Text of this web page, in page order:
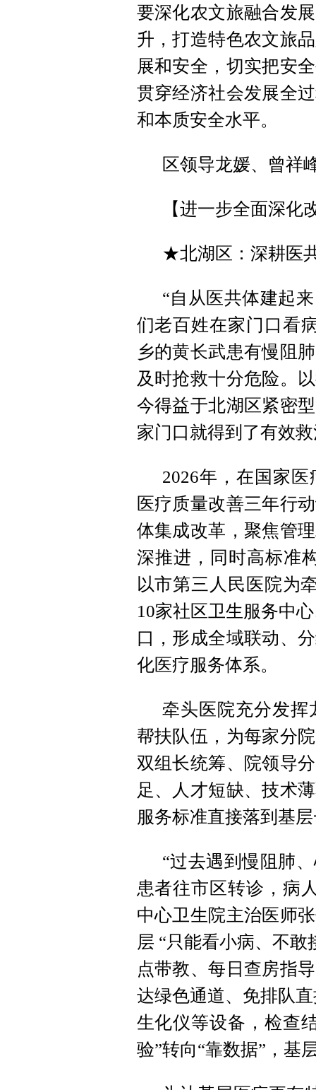
要深化农文旅融合发
升，打造特色农文旅
展和安全，切实把安
贯穿经济社会发展全
和本质安全水平。
区领导龙媛、曾祥
【进一步全面深化
★北湖区：深耕医
“自从医共体建起
们老百姓在家门口看
乡的黄长武患有慢阻
及时抢救十分危险。
今得益于北湖区紧密
家门口就得到了有效
2026年，在国家
医疗质量改善三年行
体集成改革，聚焦管
深推进，同时高标准
以市第三人民医院为
10家社区卫生服务中
口，形成全域联动、
化医疗服务体系。
牵头医院充分发挥
帮扶队伍，为每家分
双组长统筹、院领导
足、人才短缺、技术
服务标准直接落到基
“过去遇到慢阻肺
患者往市区转诊，病
中心卫生院主治医师
层 “只能看小病、不
点带教、每日查房指
达绿色通道、免排队
生化仪等设备，检查
验”转向“靠数据”，基